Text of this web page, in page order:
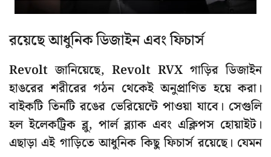
রয়েছে আধুনিক ডিজাইন এবং ফিচার্স
Revolt জানিয়েছে, Revolt RVX গাড়ির ডিজাইন
হাঙরের শরীরের গঠন থেকেই অনুপ্রাণিত হয়ে করা।
বাইকটি তিনটি রঙের ভেরিয়েন্টে পাওয়া যাবে। সেগুলি
হল ইলেকট্রিক ব্লু, পার্ল ব্ল্যাক এবং এক্লিপস হোয়াইট।
এছাড়া এই গাড়িতে আধুনিক কিছু ফিচার্স রয়েছে। যেমন